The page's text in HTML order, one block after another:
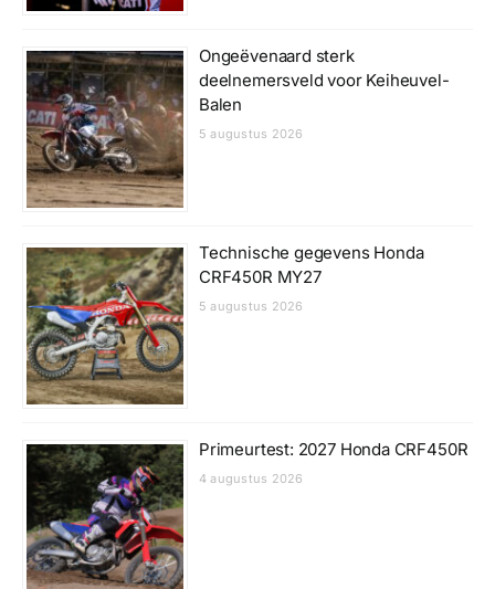
Ongeëvenaard sterk
deelnemersveld voor Keiheuvel-
Balen
5 augustus 2026
Technische gegevens Honda
CRF450R MY27
5 augustus 2026
Primeurtest: 2027 Honda CRF450R
4 augustus 2026